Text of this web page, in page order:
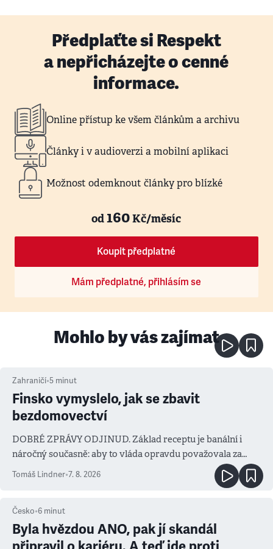
Předplaťte si Respekt
a nepřicházejte o cenné
informace.
Online přístup ke všem článkům a archivu
Články i v audioverzi a mobilní aplikaci
Možnost odemknout články pro blízké
od160Kč/měsíc
Koupit předplatné
Mám předplatné, přihlásím se
Mohlo by vás zajímat
Zahraničí•5 minut
Finsko vymyslelo, jak se zbavit
bezdomovectví
DOBRÉ ZPRÁVY ODJINUD. Základ receptu je banální i
náročný současně: aby to vláda opravdu považovala za
prioritu
Tomáš Lindner•7. 8. 2026
Česko•6 minut
Byla hvězdou ANO, pak jí skandál